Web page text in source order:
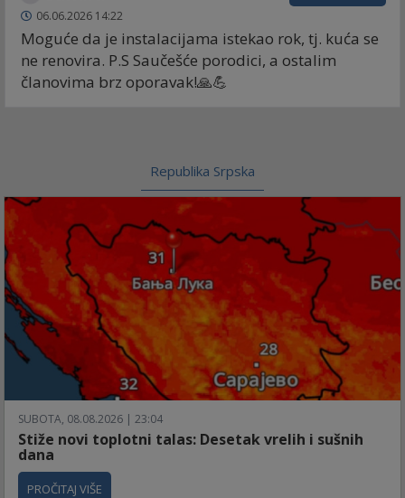
06.06.2026 14:22
Moguće da je instalacijama istekao rok, tj. kuća se
ne renovira. P.S Saučešće porodici, a ostalim
članovima brz oporavak!🙏💪
Republika Srpska
SUBOTA, 08.08.2026 | 23:04
Stiže novi toplotni talas: Desetak vrelih i sušnih
dana
PROČITAJ VIŠE